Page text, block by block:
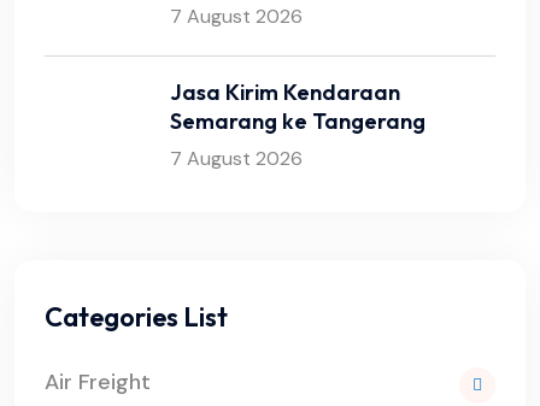
7 August 2026
Jasa Kirim Kendaraan
Semarang ke Tangerang
7 August 2026
Categories List
Air Freight